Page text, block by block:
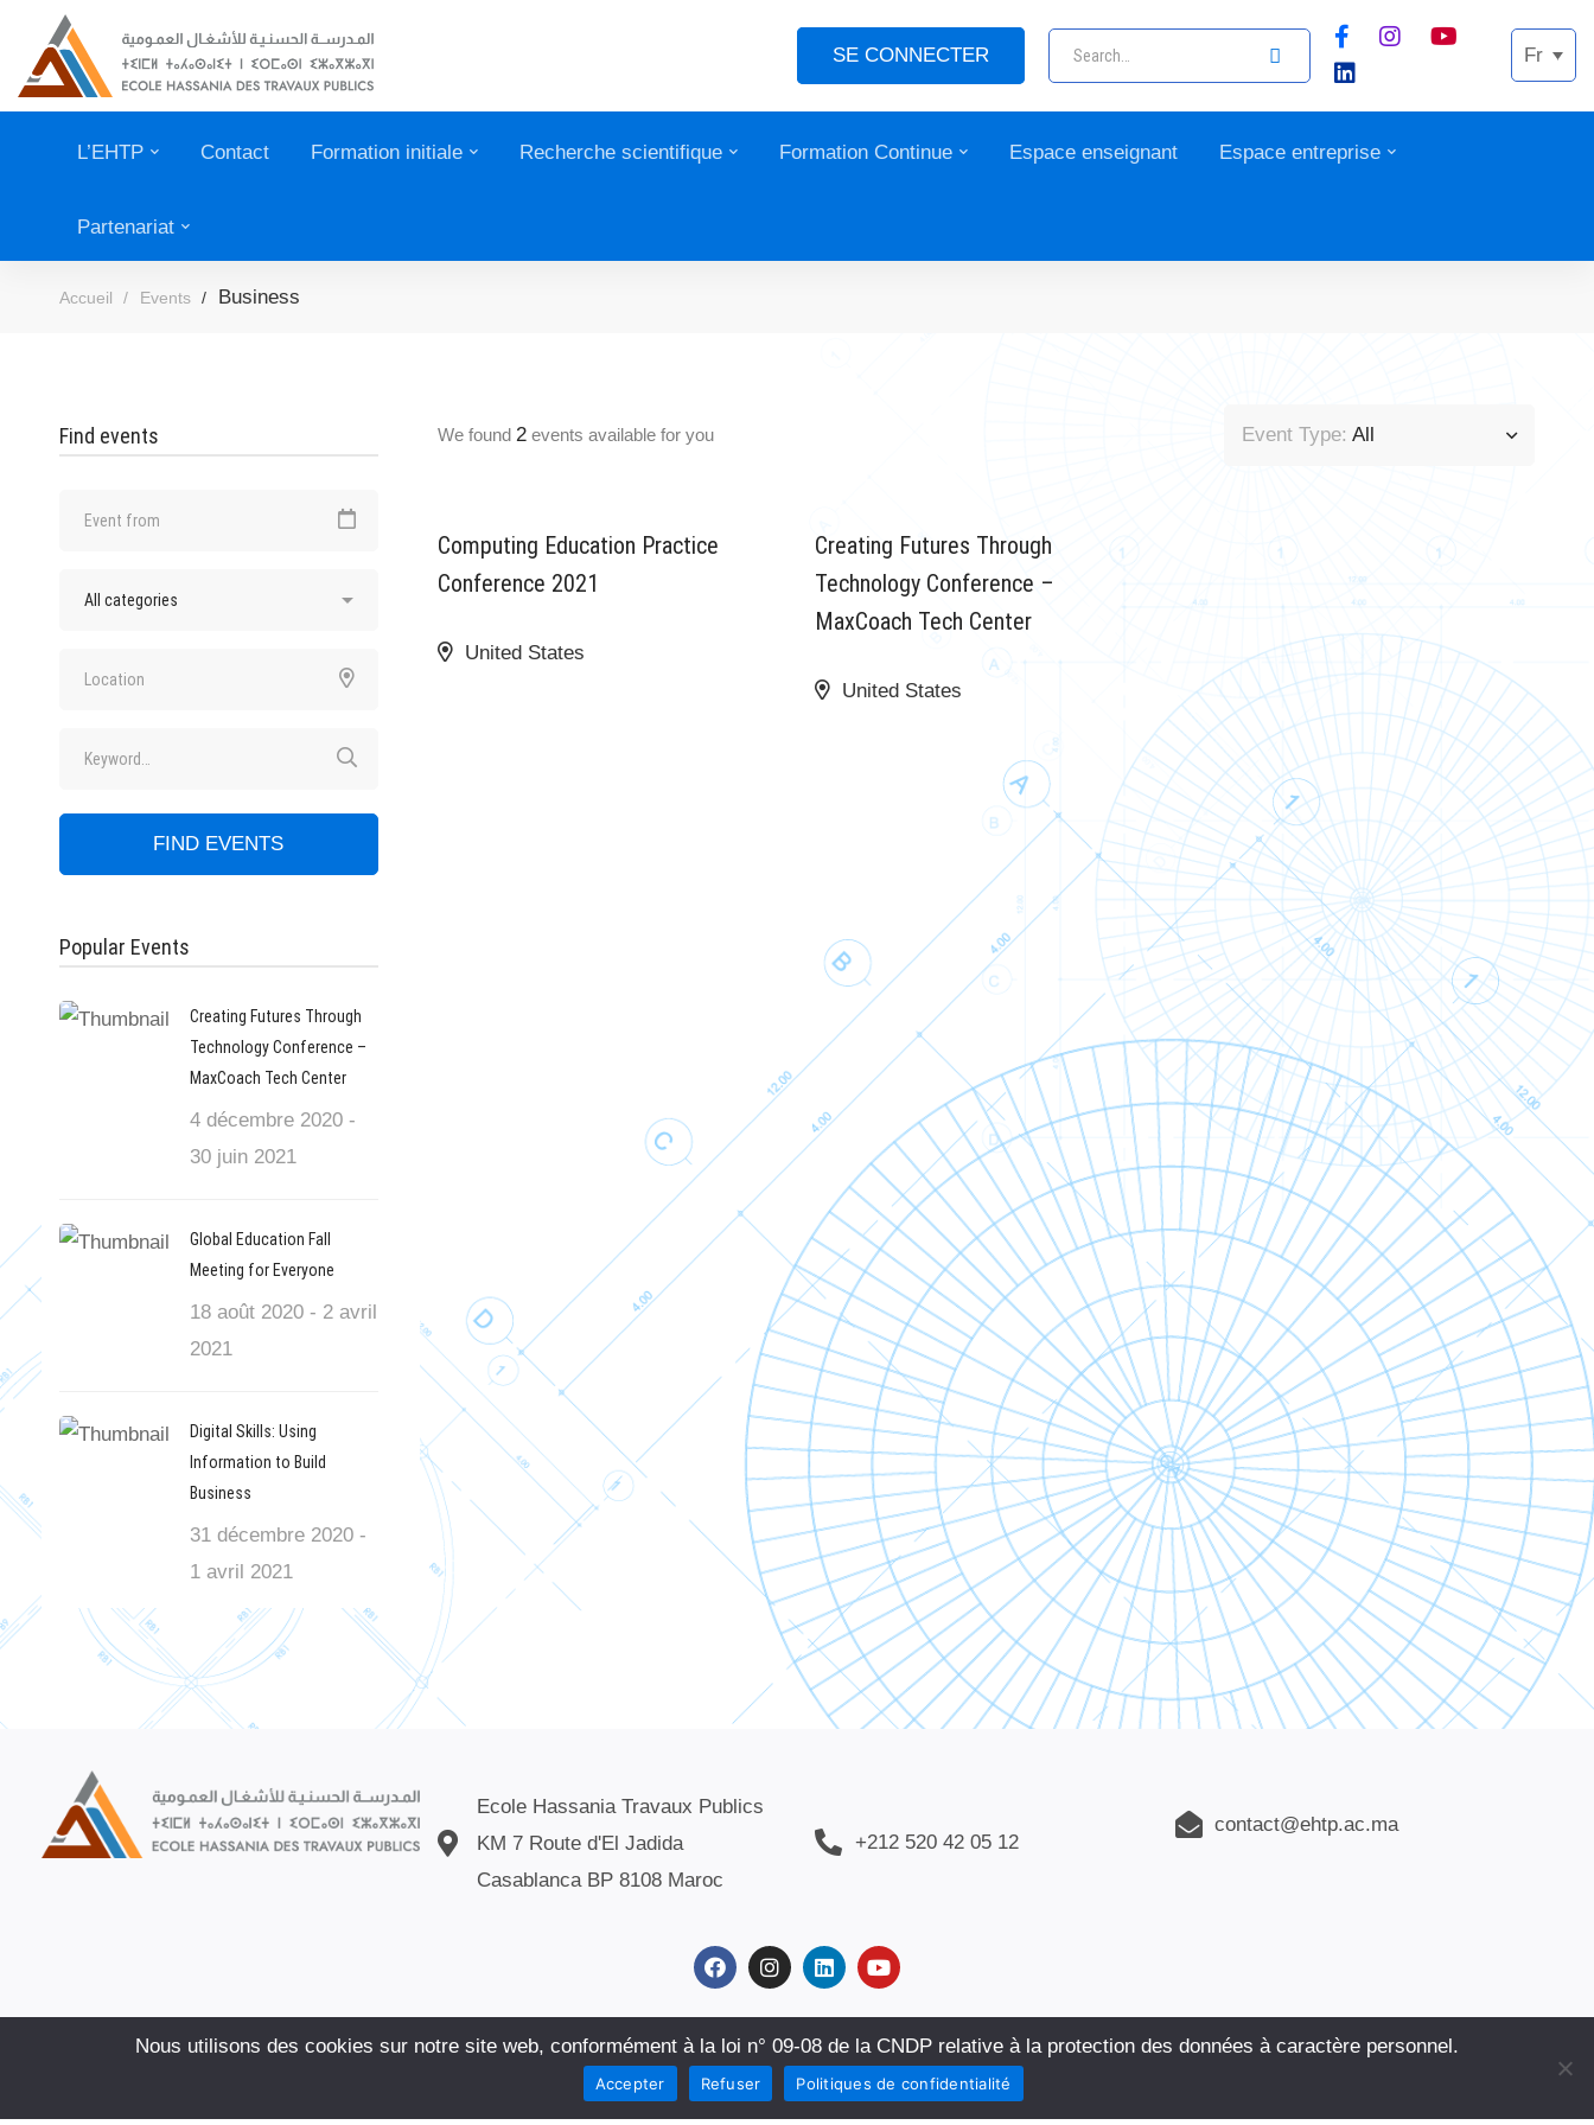
SE CONNECTER Fr
L’EHTP Contact Formation initiale Recherche scientifique Formation Continue Espace enseignant Espace entreprise
Partenariat
Accueil Events Business
Find events
FIND EVENTS
Popular Events
Creating Futures Through
Technology Conference –
MaxCoach Tech Center
4 décembre 2020 -
30 juin 2021
Global Education Fall
Meeting for Everyone
18 août 2020 - 2 avril
2021
Digital Skills: Using
Information to Build
Business
31 décembre 2020 -
1 avril 2021
We found 2events available for you Event Type: All
Computing Education Practice
Conference 2021
United States
Creating Futures Through
Technology Conference –
MaxCoach Tech Center
United States
Ecole Hassania Travaux Publics
KM 7 Route d'El Jadida
Casablanca BP 8108 Maroc
+212 520 42 05 12
contact@ehtp.ac.ma
© ECOLE HASSANIA DES TRAVAUX PUBLICS. SITE WEB CRÉÉ PAR :AFOULKI INTERNATIONAL
Nous utilisons des cookies sur notre site web, conformément à la loi n° 09-08 de la CNDP relative à la protection des données à caractère personnel.
Accepter Refuser Politiques de confidentialité